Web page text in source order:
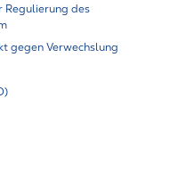
Regulierung des
gegen Verwechslung